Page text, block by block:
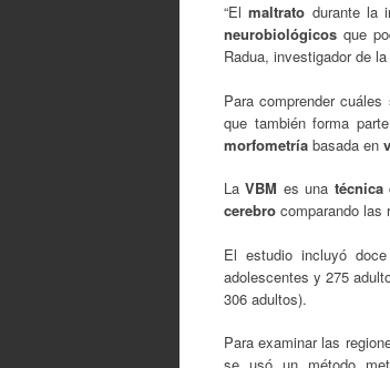
“Elmaltrato durante la
neurobiológicos que
Radua, investigador de
Para comprender
que también forma
morfometría basada en
LaVBM es una técnica
cerebro comparando las
El estudio incluyó
adolescentes y 275
306 adultos).
Para examinar las